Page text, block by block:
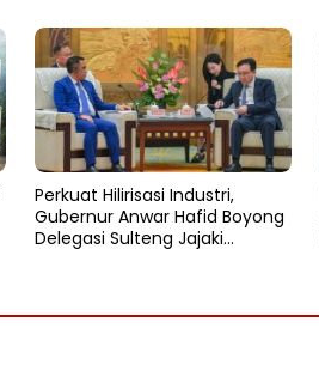
Perkuat Hilirisasi Industri,
Gubernur Anwar Hafid Boyong
Delegasi Sulteng Jajaki